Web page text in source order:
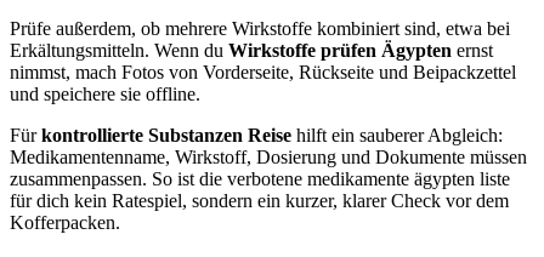
Prüfe außerdem, ob mehrere Wirkstoffe kombiniert sind, etwa bei
Erkältungsmitteln. Wenn du Wirkstoffe prüfen Ägypten ernst
nimmst, mach Fotos von Vorderseite, Rückseite und Beipackzettel
und speichere sie offline.
Fürkontrollierte Substanzen Reise hilft ein sauberer Abgleich:
Medikamentenname, Wirkstoff, Dosierung und Dokumente müssen
zusammenpassen. So ist die verbotene medikamente ägypten liste
für dich kein Ratespiel, sondern ein kurzer, klarer Check vor dem
Kofferpacken.